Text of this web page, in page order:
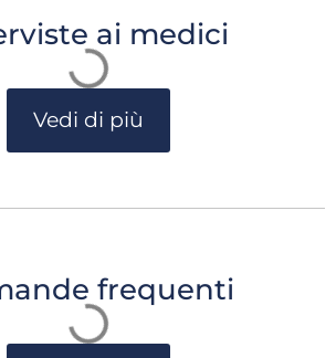
ai medici
Vedi di più
frequenti